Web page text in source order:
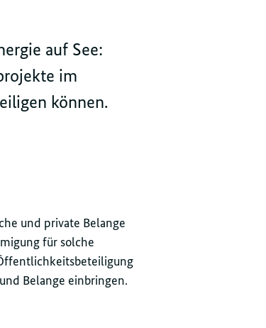
auf See:
im
können.
und private Belange
für solche
Belange einbringen.